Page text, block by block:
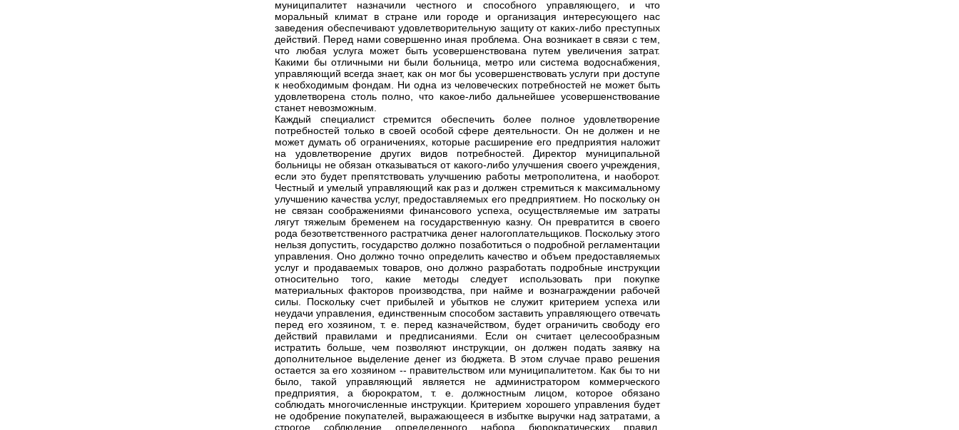
муниципалитет назначили честного и способного управляющего, и что
моральный климат в стране или городе и организация интересующего нас
заведения обеспечивают удовлетворительную защиту от каких-либо преступных
действий. Перед нами совершенно иная проблема. Она возникает в связи с тем,
что любая услуга может быть усовершенствована путем увеличения затрат.
Какими бы отличными ни были больница, метро или система водоснабжения,
управляющий всегда знает, как он мог бы усовершенствовать услуги при доступе
к необходимым фондам. Ни одна из человеческих потребностей не может быть
удовлетворена столь полно, что какое-либо дальнейшее усовершенствование
станет невозможным.
Каждый специалист стремится обеспечить более полное удовлетворение
потребностей только в своей особой сфере деятельности. Он не должен и не
может думать об ограничениях, которые расширение его предприятия наложит
на удовлетворение других видов потребностей. Директор муниципальной
больницы не обязан отказываться от какого-либо улучшения своего учреждения,
если это будет препятствовать улучшению работы метрополитена, и наоборот.
Честный и умелый управляющий как раз и должен стремиться к максимальному
улучшению качества услуг, предоставляемых его предприятием. Но поскольку он
не связан соображениями финансового успеха, осуществляемые им затраты
лягут тяжелым бременем на государственную казну. Он превратится в своего
рода безответственного растратчика денег налогоплательщиков. Поскольку этого
нельзя допустить, государство должно позаботиться о подробной регламентации
управления. Оно должно точно определить качество и объем предоставляемых
услуг и продаваемых товаров, оно должно разработать подробные инструкции
относительно того, какие методы следует использовать при покупке
материальных факторов производства, при найме и вознаграждении рабочей
силы. Поскольку счет прибылей и убытков не служит критерием успеха или
неудачи управления, единственным способом заставить управляющего отвечать
перед его хозяином, т. е. перед казначейством, будет ограничить свободу его
действий правилами и предписаниями. Если он считает целесообразным
истратить больше, чем позволяют инструкции, он должен подать заявку на
дополнительное выделение денег из бюджета. В этом случае право решения
остается за его хозяином -- правительством или муниципалитетом. Как бы то ни
было, такой управляющий является не администратором коммерческого
предприятия, а бюрократом, т. е. должностным лицом, которое обязано
соблюдать многочисленные инструкции. Критерием хорошего управления будет
не одобрение покупателей, выражающееся в избытке выручки над затратами, а
строгое соблюдение определенного набора бюрократических правил.